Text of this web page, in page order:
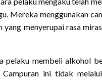
Mereka menggunakan
yang menyerupai rasa
pelaku membeli alkohol
ini tidak